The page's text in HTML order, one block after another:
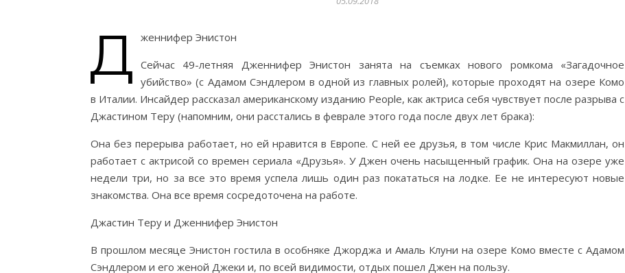
Д женнифер Энистон
Сейчас 49-летняя Дженнифер Энистон занята на съемках нового ромкома «Загадочное
убийство» (с Адамом Сэндлером в одной из главных ролей), которые проходят на озере Комо
в Италии. Инсайдер рассказал американскому изданию People, как актриса себя чувствует после разрыва с
Джастином Теру (напомним, они расстались в феврале этого года после двух лет брака):
Она без перерыва работает, но ей нравится в Европе. С ней ее друзья, в том числе Крис Макмиллан, он
работает с актрисой со времен сериала «Друзья». У Джен очень насыщенный график. Она на озере уже
недели три, но за все это время успела лишь один раз покататься на лодке. Ее не интересуют новые
знакомства. Она все время сосредоточена на работе.
Джастин Теру и Дженнифер Энистон
В прошлом месяце Энистон гостила в особняке Джорджа и Амаль Клуни на озере Комо вместе с Адамом
Сэндлером и его женой Джеки и, по всей видимости, отдых пошел Джен на пользу.